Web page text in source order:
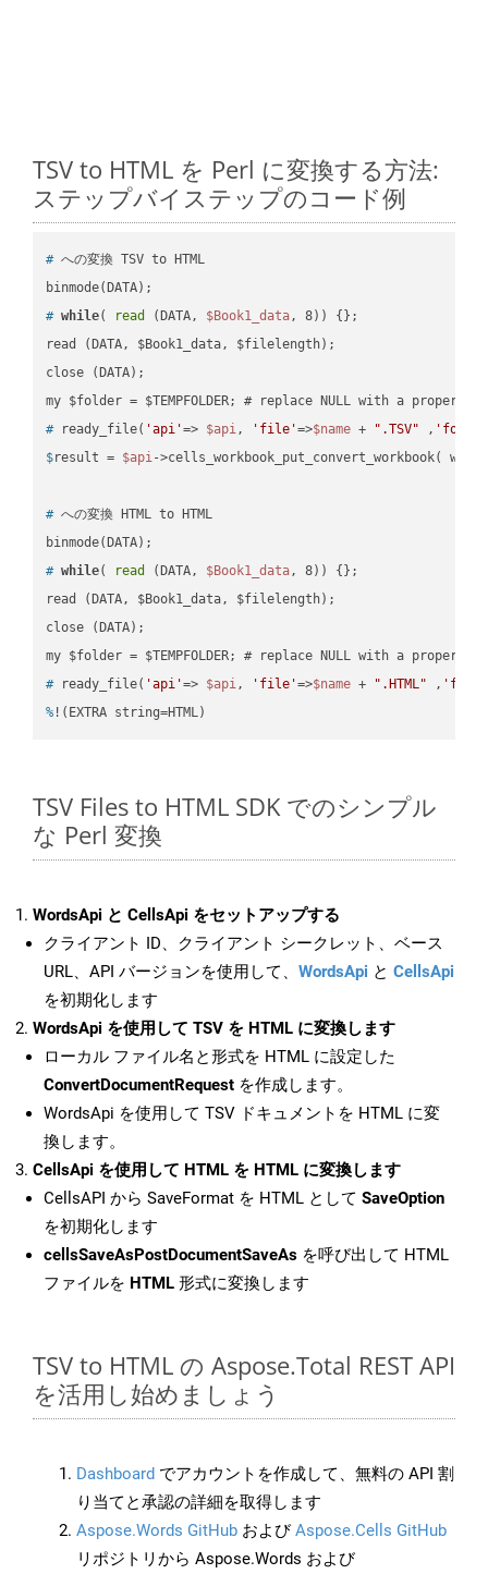
TSV to HTML を Perl に変換する方法:
ステップバイステップのコード例
# への変換 TSV to HTML
# while( read (DATA, $Book1_data, 8)) {};
read (DATA, $Book1_data, $filelength);
close (DATA);
# ready_file( 'api'=> $api, 'file'=>$name + ".TSV" ,
$result = $api->cells_workbook_put_convert_workbook(
# への変換 HTML to HTML
# while( read (DATA, $Book1_data, 8)) {};
read (DATA, $Book1_data, $filelength);
close (DATA);
# ready_file( 'api'=> $api, 'file'=>$name + ".HTML" ,
% !(EXTRA string=HTML)
TSV Files to HTML SDK でのシンプル
な Perl 変換
WordsApi と CellsApi をセットアップする
クライアント ID、クライアント シークレット、ベース
URL、API バージョンを使用して、 WordsApi と CellsApi
を初期化します
WordsApi を使用して TSV を HTML に変換します
ローカル ファイル名と形式を HTML に設定した
ConvertDocumentRequest を作成します。
WordsApi を使用して TSV ドキュメントを HTML に変
換します。
CellsApi を使用して HTML を HTML に変換します
CellsAPI から SaveFormat を HTML として SaveOption
を初期化します
cellsSaveAsPostDocumentSaveAs を呼び出して HTML
ファイルを HTML 形式に変換します
TSV to HTML の Aspose.Total REST API
を活用し始めましょう
Dashboard でアカウントを作成して、無料の API 割
り当てと承認の詳細を取得します
Aspose.Words GitHub およびAspose.Cells GitHub
リポジトリから Aspose.Words および